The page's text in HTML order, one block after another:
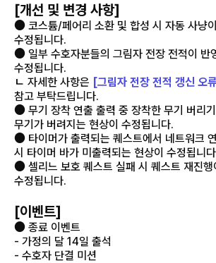
[개선 및 변경 사항]
● 코스튬/페어리 소환 및 합성 시 자동 사냥
수정됩니다.
● 일부 수호자분들의 그림자 전장 전적이 반
수정됩니다.
ㄴ 자세한 사항은 [그림자 전장 전적 갱신 오
참고 부탁드립니다.
● 무기 장착 연출 출력 중 장착한 무기 버리
무기가 버려지는 현상이 수정됩니다.
● 타이머가 출력되는 퀘스트에서 네트워크
시 타이머 바가 미출력되는 현상이 수정됩니
● 셀리느 보호 퀘스트 실패 시 퀘스트 재진행
수정됩니다.
[이벤트]
● 종료 이벤트
- 가정의 달 14일 출석
- 수호자 단결 미션